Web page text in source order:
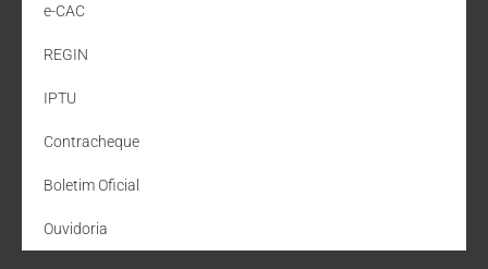
e-CAC
REGIN
IPTU
Contracheque
Boletim Oficial
Ouvidoria